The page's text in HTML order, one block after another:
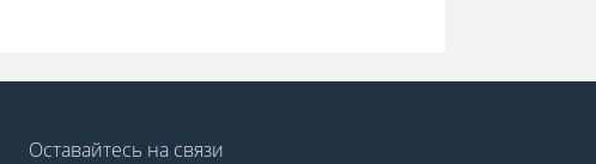
Оставайтесь на связи